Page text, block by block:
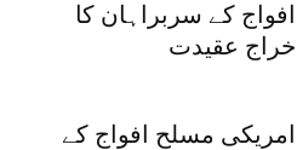
افواج کے سربراہان کا
خراج عقیدت
امریکی مسلح افواج کے